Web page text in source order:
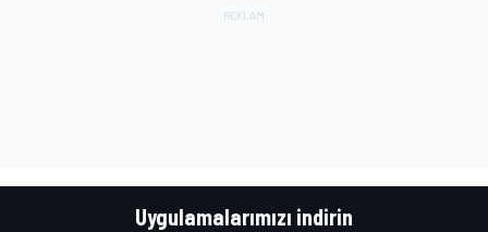
Uygulamalarımızı indirin